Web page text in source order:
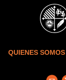
Skip to main content
QUIENES SOMOS